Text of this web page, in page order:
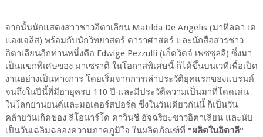
จากนั้นนักแสดงสาวชาวอิตาเลียน Matilda De Angelis (มาทิลดา เด
แองเจลิส) พร้อมกับนักวิทยาสตร์ ดาราศาสตร์ และนักสื่อสารชาว
อิตาเลียนอีกท่านหนึ่งคือ Edwige Pezzulli (เอ็ดวิดจ์ เพซซุลลี) ซึ่งมา
เป็นแขกพิเศษของ มาเซราติ ในโอกาสพิเศษนี้ ก็ได้ขึ้นบนเวทีเพื่อเปิด
งานอย่างเป็นทางการ โดยเริ่มจากการเล่าประวัติยุคแรกของแบรนด์
จนถึงในปีนี้ที่มีอายุครบ 110 ปี และมีประวัติความเป็นมาที่โดดเด่น
ในโลกยานยนต์และมอเตอร์สปอร์ต ซึ่งในวันเดียวกันนี้ ก็เป็นวัน
คล้ายวันเกิดของ ลีโอนาร์โด ดาวินชี อัจฉริยะชาวอิตาเลียน และนับ
เป็นวันเฉลิมฉลองความภาคภูมิใจ ในผลิตภัณฑ์ที่ "ผลิตในอิตาลี"